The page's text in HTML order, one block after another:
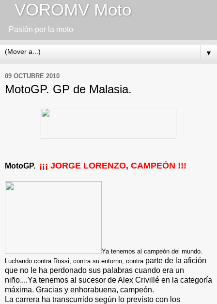
VOROMV Moto
Pasión por la moto
▼
09 OCTUBRE 2010
MotoGP. GP de Malasia.
MotoGP. ¡¡¡ JORGE LORENZO, CAMPEÓN !!!
Ya tenemos al campeón del mundo.
Luchando contra Rossi, contra su entorno, contra parte de la afición
que no le ha perdonado sus palabras cuando era un
niño....Ya tenemos al sucesor de Alex Crivillé en la categoría
máxima. Gracias y enhorabuena, campeón.
La carrera ha transcurrido según lo previsto con los